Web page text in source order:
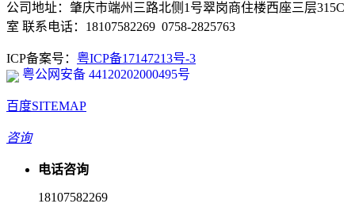
公司地址：肇庆市端州三路北侧1号翠岗商住楼西座三层315C
室 联系电话：18107582269 0758-2825763
ICP备案号： 粤ICP备17147213号-3
粤公网安备 44120202000495号
百度SITEMAP
咨询
电话咨询
18107582269